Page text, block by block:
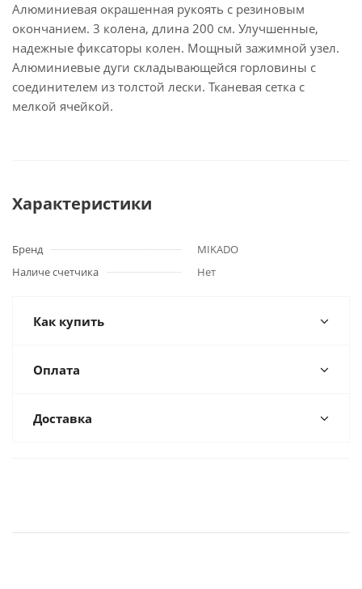
Алюминиевая окрашенная рукоять с резиновым
окончанием. 3 колена, длина 200 см. Улучшенные,
надежные фиксаторы колен. Мощный зажимной узел.
Алюминиевые дуги складывающейся горловины с
соединителем из толстой лески. Тканевая сетка с
мелкой ячейкой.
Характеристики
Бренд
MIKADO
Наличе счетчика
Нет
Как купить
Оплата
Доставка